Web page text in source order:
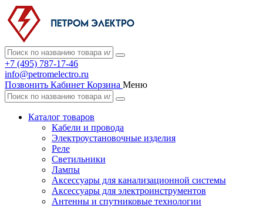
+7 (495) 787-17-46
info@petromelectro.ru
Позвонить Кабинет Корзина Меню
Каталог товаров
Кабели и провода
Электроустановочные изделия
Реле
Светильники
Лампы
Аксессуары для канализационной системы
Аксессуары для электроинструментов
Антенны и спутниковые технологии